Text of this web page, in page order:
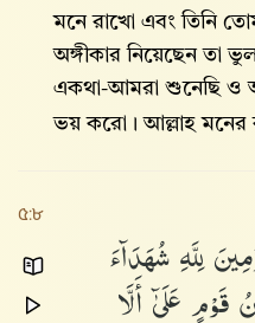
মনে রাখো এবং তিনি
অঙ্গীকার নিয়েছেন তা
একথা-আমরা শুনেছি ও
ভয় করো। আল্লাহ মনের
৫:৮
لِلَّهِشُهَدَآءَ
قَوْمٍعَلَىٰٓأَلَّا